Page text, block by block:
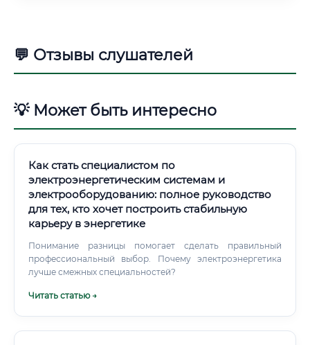
💬 Отзывы слушателей
💡 Может быть интересно
Как стать специалистом по
электроэнергетическим системам и
электрооборудованию: полное руководство
для тех, кто хочет построить стабильную
карьеру в энергетике
Понимание разницы помогает сделать правильный
профессиональный выбор. Почему электроэнергетика
лучше смежных специальностей?
Читать статью →